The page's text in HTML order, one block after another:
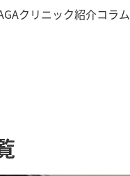
クリニック紹介コラム